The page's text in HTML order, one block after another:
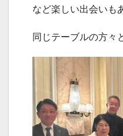
など楽しい出会いも
同じテーブルの方々